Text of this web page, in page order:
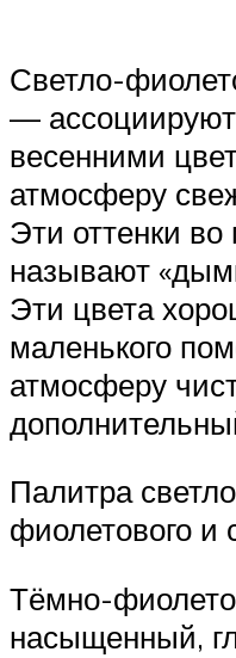
Светло-
—
весенними
атмосферу
Эти оттенки
называют
Эти цвета
маленького
атмосферу
Палитра
фиолетового и
Тёмно-
насыщенный,